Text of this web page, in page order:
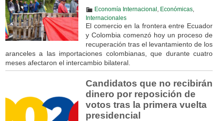
Economía Internacional Económicas,
Internacionales
El comercio en la frontera entre Ecuador
y Colombia comenzó hoy un proceso de
recuperación tras el levantamiento de los
aranceles a las importaciones colombianas, que durante cuatro
meses afectaron el intercambio bilateral.
Candidatos que no recibirán
dinero por reposición de
votos tras la primera vuelta
presidencial